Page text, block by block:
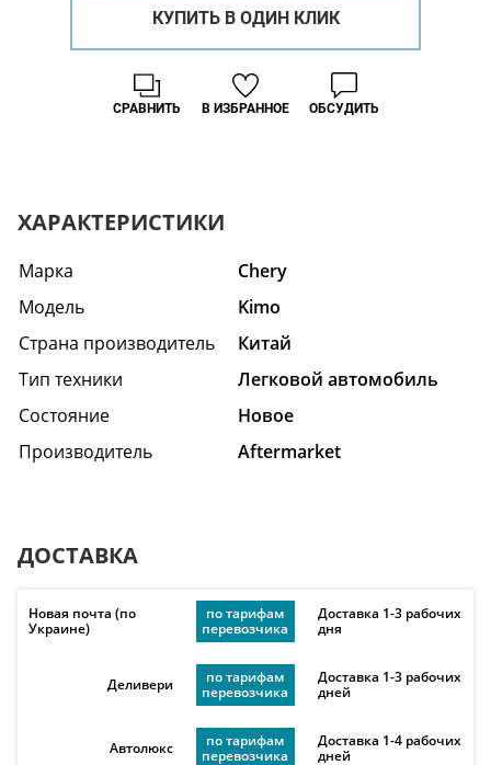
КУПИТЬ В ОДИН КЛИК
В ИЗБРАННОЕ
СРАВНИТЬ ОБСУДИТЬ
ХАРАКТЕРИСТИКИ
Марка
Chery
Модель
Kimo
Страна производитель
Китай
Тип техники
Легковой автомобиль
Состояние
Hовое
Производитель
Aftermarket
ДОСТАВКА
Новая почта (по
Украине)
по тарифам
перевозчика
Доставка 1-3 рабочих
дня
Деливери
по тарифам
перевозчика
Доставка 1-3 рабочих
дней
Автолюкс
по тарифам
перевозчика
Доставка 1-4 рабочих
дней